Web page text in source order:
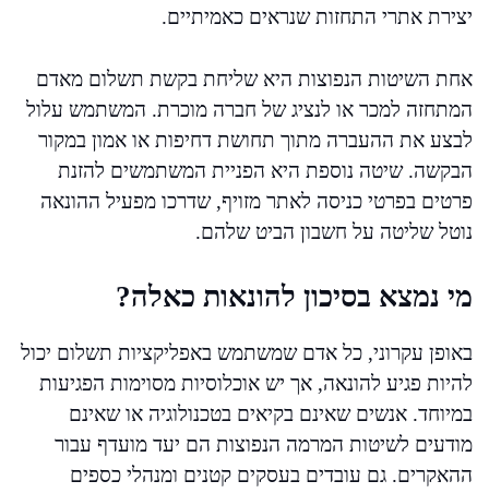
יצירת אתרי התחזות שנראים כאמיתיים.
אחת השיטות הנפוצות היא שליחת בקשת תשלום מאדם
המתחזה למכר או לנציג של חברה מוכרת. המשתמש עלול
לבצע את ההעברה מתוך תחושת דחיפות או אמון במקור
הבקשה. שיטה נוספת היא הפניית המשתמשים להזנת
פרטים בפרטי כניסה לאתר מזויף, שדרכו מפעיל ההונאה
נוטל שליטה על חשבון הביט שלהם.
מי נמצא בסיכון להונאות כאלה?
באופן עקרוני, כל אדם שמשתמש באפליקציות תשלום יכול
להיות פגיע להונאה, אך יש אוכלוסיות מסוימות הפגיעות
במיוחד. אנשים שאינם בקיאים בטכנולוגיה או שאינם
מודעים לשיטות המרמה הנפוצות הם יעד מועדף עבור
ההאקרים. גם עובדים בעסקים קטנים ומנהלי כספים